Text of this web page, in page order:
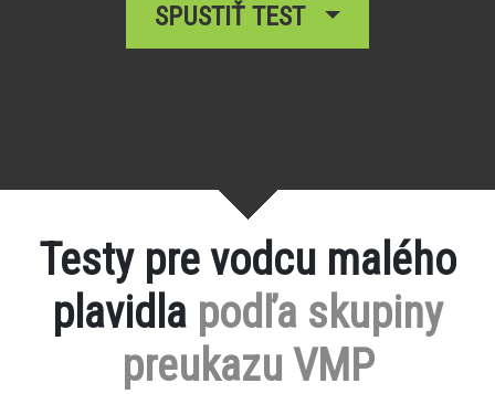
SPUSTIŤ TEST
Testy pre vodcu malého
plavidla podľa skupiny
preukazu VMP